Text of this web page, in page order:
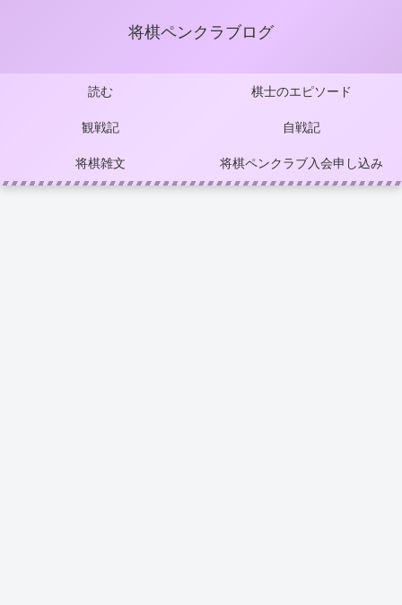
将棋ペンクラブログ
読む 棋士のエピソード
観戦記 自戦記
将棋雑文 将棋ペンクラブ入会申し込み